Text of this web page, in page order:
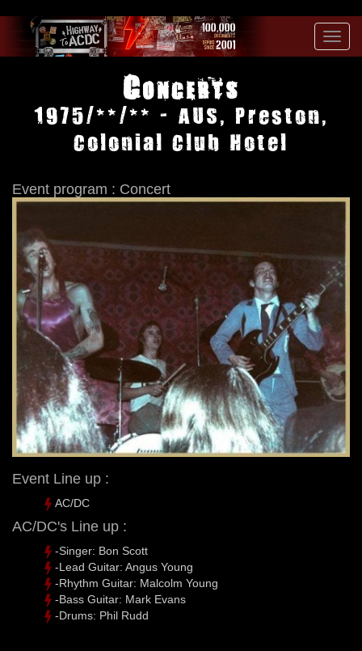
Concerts
1975/**/** - AUS, Preston,
Colonial Club Hotel
Event program : Concert
Event Line up :
AC/DC
AC/DC's Line up :
-Singer: Bon Scott
-Lead Guitar: Angus Young
-Rhythm Guitar: Malcolm Young
-Bass Guitar: Mark Evans
-Drums: Phil Rudd